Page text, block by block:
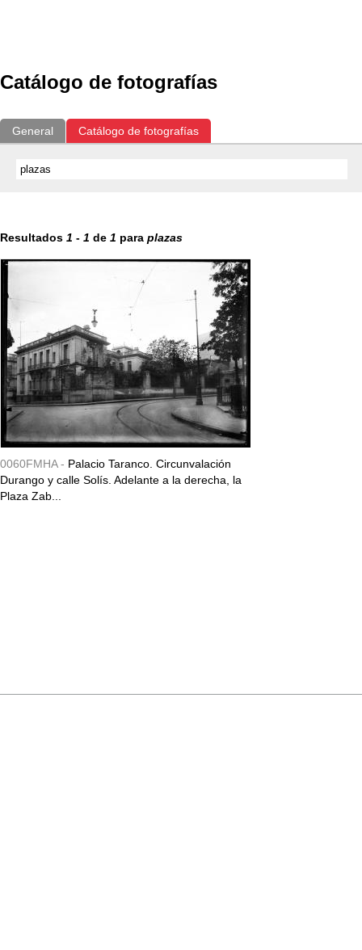
Catálogo de fotografías
General Catálogo de fotografías
Resultados 1 - 1 de 1 para plazas
0060FMHA - Palacio Taranco. Circunvalación
Durango y calle Solís. Adelante a la derecha, la
Plaza Zab...